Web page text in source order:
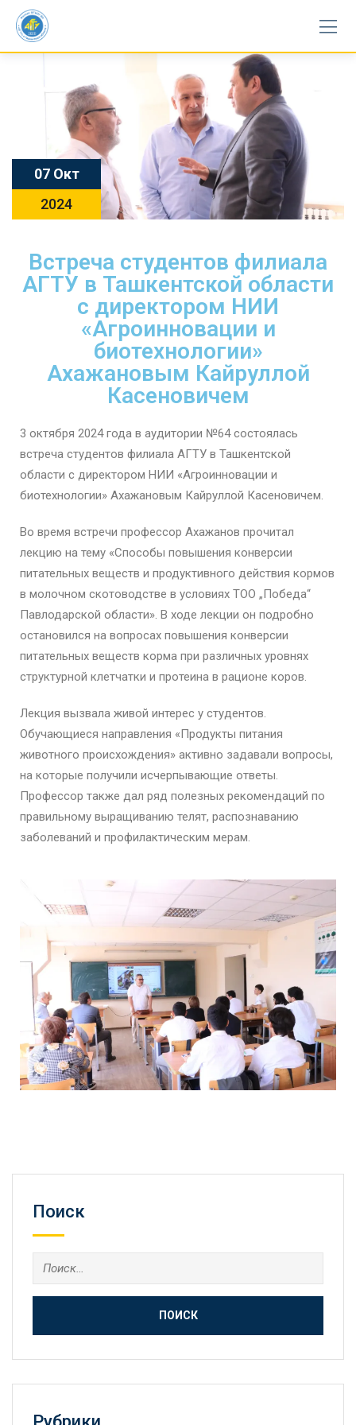
07 Окт
2024
Встреча студентов филиала
АГТУ в Ташкентской области
с директором НИИ
«Агроинновации и
биотехнологии»
Ахажановым Кайруллой
Касеновичем
3 октября 2024 года в аудитории №64 состоялась
встреча студентов филиала АГТУ в Ташкентской
области с директором НИИ «Агроинновации и
биотехнологии» Ахажановым Кайруллой Касеновичем.
Во время встречи профессор Ахажанов прочитал
лекцию на тему «Способы повышения конверсии
питательных веществ и продуктивного действия кормов
в молочном скотоводстве в условиях ТОО „Победа“
Павлодарской области». В ходе лекции он подробно
остановился на вопросах повышения конверсии
питательных веществ корма при различных уровнях
структурной клетчатки и протеина в рационе коров.
Лекция вызвала живой интерес у студентов.
Обучающиеся направления «Продукты питания
животного происхождения» активно задавали вопросы,
на которые получили исчерпывающие ответы.
Профессор также дал ряд полезных рекомендаций по
правильному выращиванию телят, распознаванию
заболеваний и профилактическим мерам.
Поиск